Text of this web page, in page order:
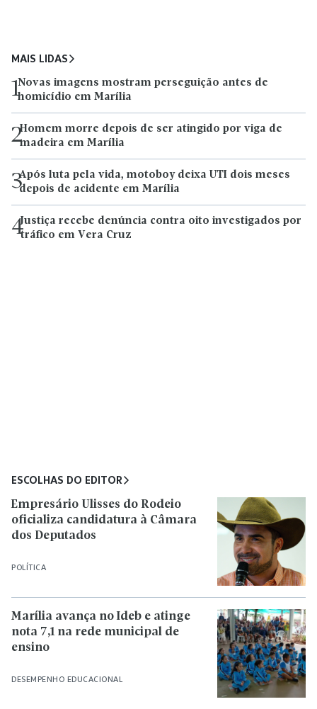
MAIS LIDAS
1Novas imagens mostram perseguição antes de
homicídio em Marília
2Homem morre depois de ser atingido por viga de
madeira em Marília
3Após luta pela vida, motoboy deixa UTI dois meses
depois de acidente em Marília
4Justiça recebe denúncia contra oito investigados por
tráfico em Vera Cruz
ESCOLHAS DO EDITOR
POLÍTICA
Empresário Ulisses do Rodeio
oficializa candidatura à Câmara
dos Deputados
DESEMPENHO EDUCACIONAL
Marília avança no Ideb e atinge
nota 7,1 na rede municipal de
ensino